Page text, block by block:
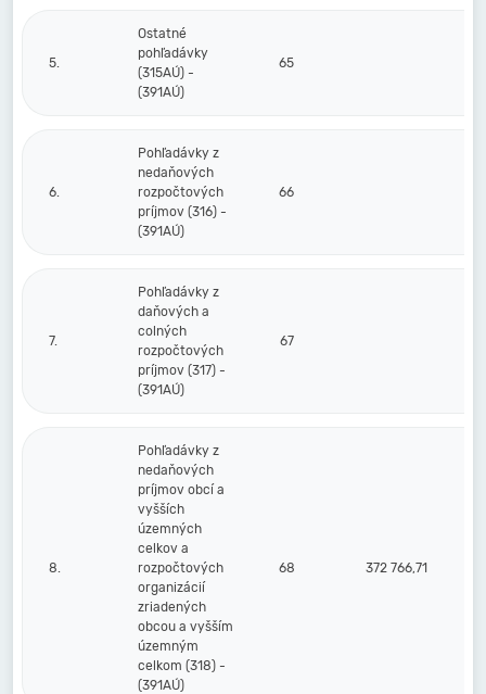
5.
Ostatné
pohľadávky
(315AÚ) -
(391AÚ)
65
6.
Pohľadávky z
nedaňových
rozpočtových
príjmov (316) -
(391AÚ)
66
7.
Pohľadávky z
daňových a
colných
rozpočtových
príjmov (317) -
(391AÚ)
67
8.
Pohľadávky z
nedaňových
príjmov obcí a
vyšších
územných
celkov a
rozpočtových
organizácií
zriadených
obcou a vyšším
územným
celkom (318) -
(391AÚ)
68 372 766,71